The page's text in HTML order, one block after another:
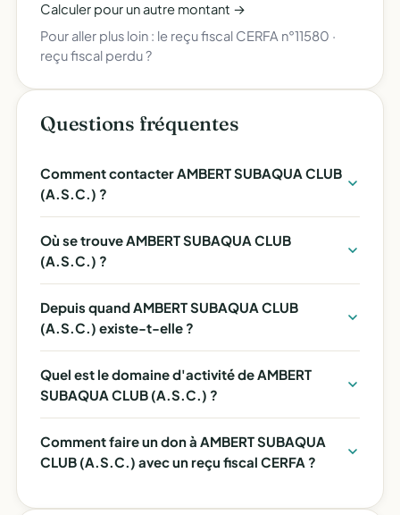
Calculer pour un autre montant →
Pour aller plus loin : le reçu fiscal CERFA n°11580 ·
reçu fiscal perdu ?
Questions fréquentes
Comment contacter AMBERT SUBAQUA CLUB
(A.S.C.) ?
Où se trouve AMBERT SUBAQUA CLUB
(A.S.C.) ?
Depuis quand AMBERT SUBAQUA CLUB
(A.S.C.) existe-t-elle ?
Quel est le domaine d'activité de AMBERT
SUBAQUA CLUB (A.S.C.) ?
Comment faire un don à AMBERT SUBAQUA
CLUB (A.S.C.) avec un reçu fiscal CERFA ?